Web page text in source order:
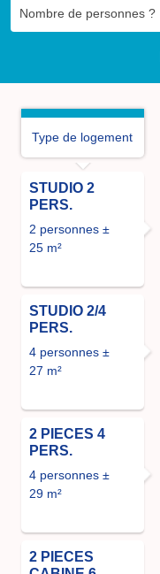
Type de logement
STUDIO 2
PERS.
2 personnes ±
25 m²
STUDIO 2/4
PERS.
4 personnes ±
27 m²
2 PIECES 4
PERS.
4 personnes ±
29 m²
2 PIECES